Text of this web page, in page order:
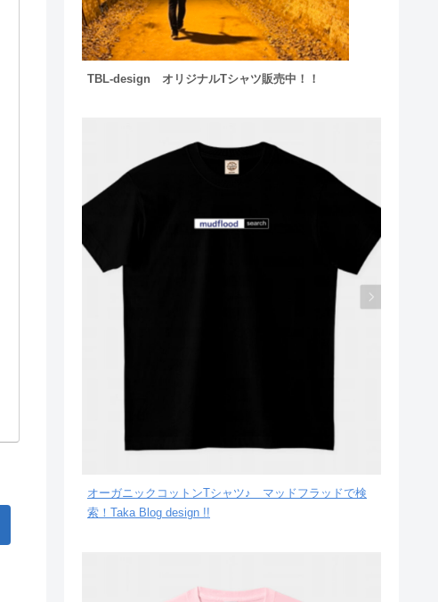
TBL-design オリジナルTシャツ販売中！！
オーガニックコットンTシャツ♪ マッドフラッドで検
索！Taka Blog design !!